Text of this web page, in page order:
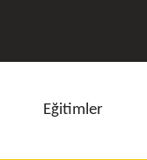
Eğitimler